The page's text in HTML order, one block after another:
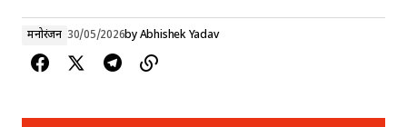
मनोरंजन 30/05/2026byAbhishek Yadav